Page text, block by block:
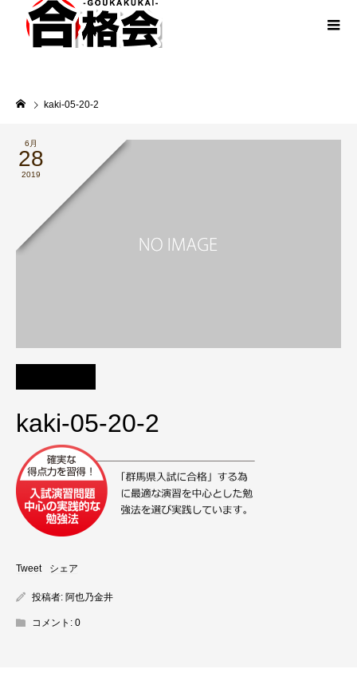
kaki-05-20-2
6月
28
2019
kaki-05-20-2
Tweet シェア
投稿者: 阿也乃金井
コメント: 0